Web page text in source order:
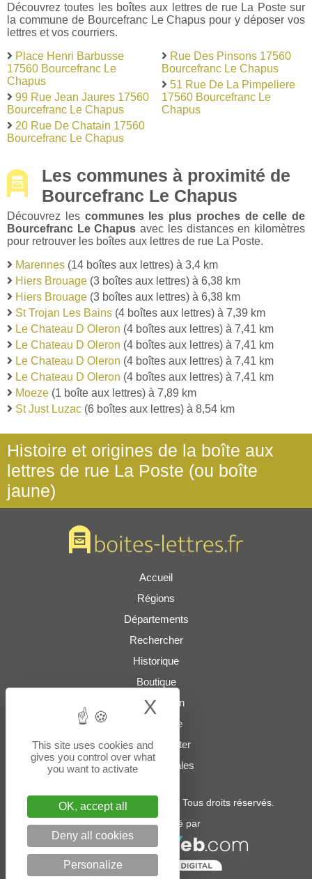
Découvrez toutes les boîtes aux lettres de rue La Poste sur
la commune de Bourcefranc Le Chapus pour y déposer vos
lettres et vos courriers.
Place Henri Barbusse
17560 Bourcefranc Le
Chapus
99 Rue Jean Jaures 17560
Bourcefranc Le Chapus
20 Rue De Chatain 17560
Bourcefranc Le Chapus
Rue Des Pinsons 17560
Bourcefranc Le Chapus
51 Rue De La Pimpeliere
17560 Bourcefranc Le
Chapus
Les communes à proximité de
Bourcefranc Le Chapus
Découvrez les communes les plus proches de celle de
Bourcefranc Le Chapus avec les distances en kilomètres
pour retrouver les boîtes aux lettres de rue La Poste.
Marennes (14 boîtes aux lettres) à 3,4 km
Hiers Brouage (3 boîtes aux lettres) à 6,38 km
Hiers Brouage (3 boîtes aux lettres) à 6,38 km
St Trojan Les Bains (4 boîtes aux lettres) à 7,39 km
Le Chateau D Oleron (4 boîtes aux lettres) à 7,41 km
Le Chateau D Oleron (4 boîtes aux lettres) à 7,41 km
Le Chateau D Oleron (4 boîtes aux lettres) à 7,41 km
Le Chateau D Oleron (4 boîtes aux lettres) à 7,41 km
Moeze (1 boîte aux lettres) à 7,89 km
St Just Luzac (6 boîtes aux lettres) à 8,54 km
Histoire et origines de la boîte aux
lettres de rue La Poste (ou boîte
jaune)
Accueil
Régions
Départements
Rechercher
Historique
Boutique
Présentation
Plan du site
Nous contacter
Mentions légales
© 2022 - 2026boites-lettres.fr
. Tous droits réservés.
Un service édité par
This site uses cookies and
gives you control over what
you want to activate
OK, accept all
Deny all cookies
Personalize
X Hide cookie